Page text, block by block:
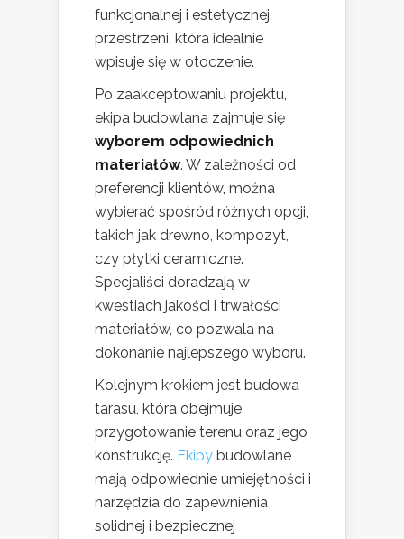
funkcjonalnej i estetycznej
przestrzeni, która idealnie
wpisuje się w otoczenie.
Po zaakceptowaniu projektu,
ekipa budowlana zajmuje się
wyborem odpowiednich
materiałów. W zależności od
preferencji klientów, można
wybierać spośród różnych opcji,
takich jak drewno, kompozyt,
czy płytki ceramiczne.
Specjaliści doradzają w
kwestiach jakości i trwałości
materiałów, co pozwala na
dokonanie najlepszego wyboru.
Kolejnym krokiem jest budowa
tarasu, która obejmuje
przygotowanie terenu oraz jego
konstrukcję. Ekipy budowlane
mają odpowiednie umiejętności i
narzędzia do zapewnienia
solidnej i bezpiecznej